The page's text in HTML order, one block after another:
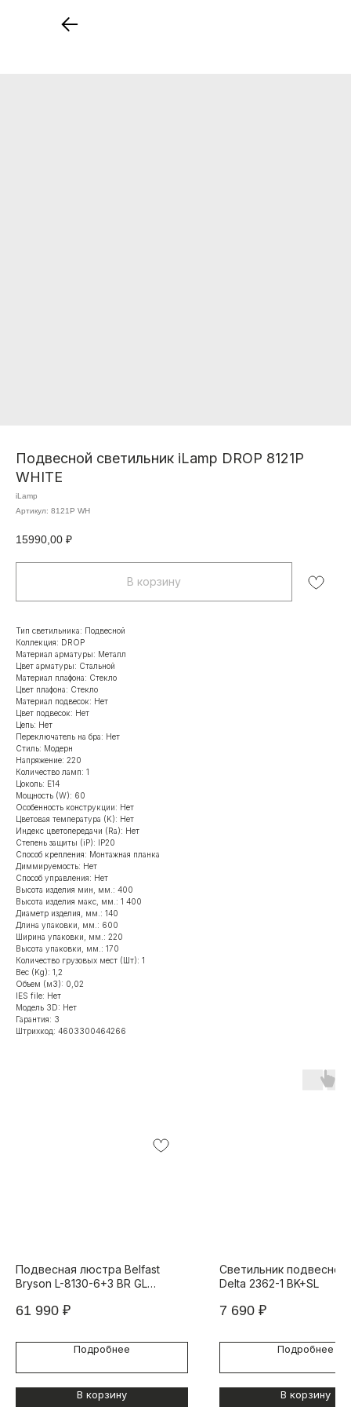
Подвесной светильник iLamp DROP 8121P
WHITE
iLamp
Артикул: 8121P WH
15990,00 ₽
В корзину
Тип светильника: Подвесной
Коллекция: DROP
Материал арматуры: Металл
Цвет арматуры: Стальной
Материал плафона: Стекло
Цвет плафона: Стекло
Материал подвесок: Нет
Цвет подвесок: Нет
Цепь: Нет
Переключатель на бра: Нет
Стиль: Модерн
Напряжение: 220
Количество ламп: 1
Цоколь: E14
Мощность (W): 60
Особенность конструкции: Нет
Цветовая температура (K): Нет
Индекс цветопередачи (Ra): Нет
Степень защиты (iP): IP20
Способ крепления: Монтажная планка
Диммируемость: Нет
Способ управления: Нет
Высота изделия мин, мм.: 400
Высота изделия макс, мм.: 1 400
Диаметр изделия, мм.: 140
Длина упаковки, мм.: 600
Ширина упаковки, мм.: 220
Высота упаковки, мм.: 170
Количество грузовых мест (Шт): 1
Вес (Kg): 1,2
Объем (м3): 0,02
IES file: Нет
Модель 3D: Нет
Гарантия: 3
Штрихкод: 4603300464266
Подвесная люстра Belfast
Bryson L-8130-6+3 BR GL
61 990 ₽
Подробнее
В корзину
Светильник подвесной
Delta 2362-1 BK+SL
7 690 ₽
Подробнее
В корзину